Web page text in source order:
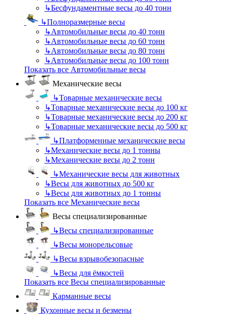
↳Бесфундаментные весы до 40 тонн
↳Полноразмерные весы
↳Автомобильные весы до 40 тонн
↳Автомобильные весы до 60 тонн
↳Автомобильные весы до 80 тонн
↳Автомобильные весы до 100 тонн
Показать все Автомобильные весы
Механические весы
↳Товарные механические весы
↳Товарные механические весы до 100 кг
↳Товарные механические весы до 200 кг
↳Товарные механические весы до 500 кг
↳Платформенные механические весы
↳Механические весы до 1 тонны
↳Механические весы до 2 тонн
↳Механические весы для животных
↳Весы для животных до 500 кг
↳Весы для животных до 1 тонны
Показать все Механические весы
Весы специализированные
↳Весы специализированные
↳Весы монорельсовые
↳Весы взрывобезопасные
↳Весы для ёмкостей
Показать все Весы специализированные
Карманные весы
Кухонные весы и безмены